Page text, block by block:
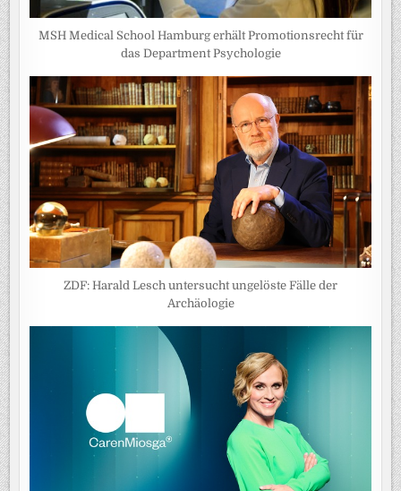
MSH Medical School Hamburg erhält Promotionsrecht für
das Department Psychologie
ZDF: Harald Lesch untersucht ungelöste Fälle der
Archäologie